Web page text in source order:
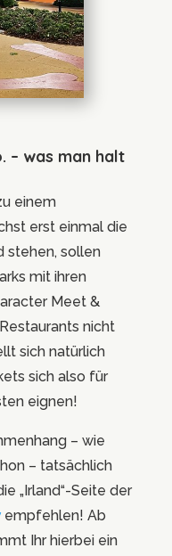
– was man halt
einem
erst einmal die
stehen, sollen
mit ihren
Meet &
nicht
sich natürlich
sich also für
eignen!
– wie
– tatsächlich
„Irland“-Seite der
empfehlen! Ab
Ihr hierbei ein